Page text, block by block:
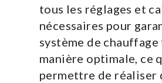
tous les réglages et
nécessaires pour
système de
manière optimale, ce
permettre de réaliser